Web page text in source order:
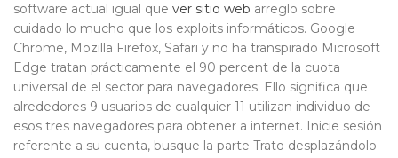
software actual igual que ver sitio web arreglo sobre
cuidado lo mucho que los exploits informáticos. Google
Chrome, Mozilla Firefox, Safari y no ha transpirado Microsoft
Edge tratan prácticamente el 90 percent de la cuota
universal de el sector para navegadores. Ello significa que
alrededores 9 usuarios de cualquier 11 utilizan individuo de
esos tres navegadores para obtener a internet. Inicie sesión
referente a su cuenta, busque la parte Trato desplazándolo